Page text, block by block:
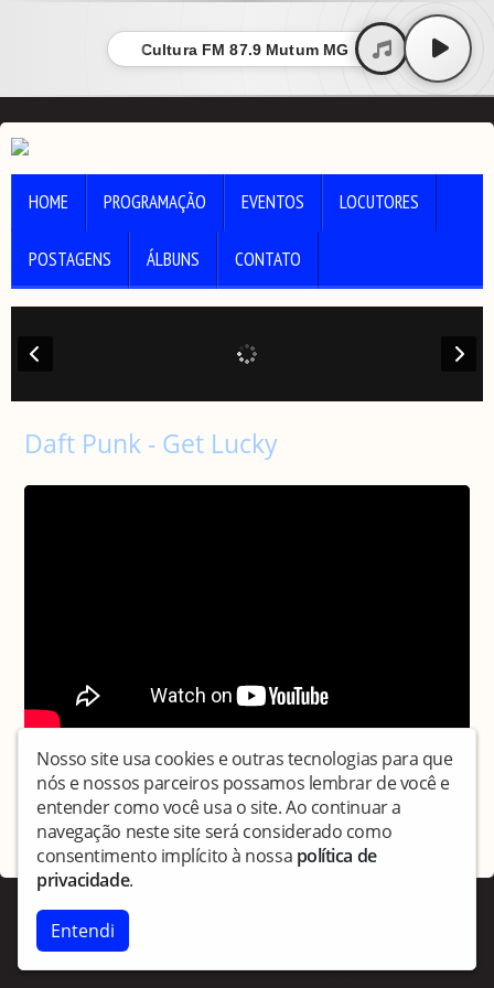
Cultura FM 87.9 Mutum MG
HOME PROGRAMAÇÃO EVENTOS LOCUTORES
POSTAGENS ÁLBUNS CONTATO
Daft Punk - Get Lucky
Compartilhe:
Copyright © Culturamutum - Todos os direitos reservados.
Nosso site usa cookies e outras tecnologias para que
nós e nossos parceiros possamos lembrar de você e
entender como você usa o site. Ao continuar a
navegação neste site será considerado como
consentimento implícito à nossa política de
privacidade.
Entendi